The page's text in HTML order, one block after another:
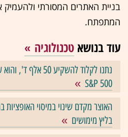
המתפתח.
עוד בנושא טכנולוגיה
נתנו לקלוד להשקיע
S&P 500
האוצר מקדם שינוי במיסוי האופציות
בליץ מימושים